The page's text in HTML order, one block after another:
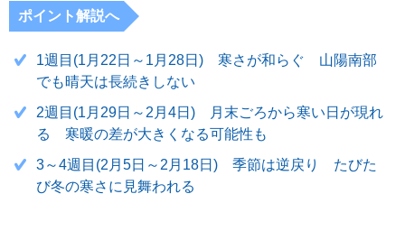
ポイント解説へ
1週目(1月22日～1月28日) 寒さが和らぐ 山陽南部
でも晴天は長続きしない
2週目(1月29日～2月4日) 月末ごろから寒い日が現れ
る 寒暖の差が大きくなる可能性も
3～4週目(2月5日～2月18日) 季節は逆戻り たびた
び冬の寒さに見舞われる